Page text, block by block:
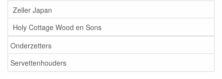
Zeller Japan
Holy Cottage Wood en Sons
Onderzetters
Servettenhouders